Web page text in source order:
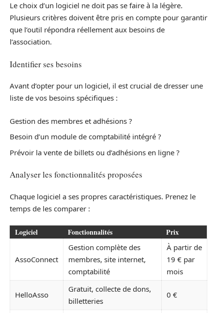
Le choix d’un logiciel ne doit pas se faire à la légère.
Plusieurs critères doivent être pris en compte pour garantir
que l’outil répondra réellement aux besoins de
l’association.
Identifier ses besoins
Avant d’opter pour un logiciel, il est crucial de dresser une
liste de vos besoins spécifiques :
Gestion des membres et adhésions ?
Besoin d’un module de comptabilité intégré ?
Prévoir la vente de billets ou d’adhésions en ligne ?
Analyser les fonctionnalités proposées
Chaque logiciel a ses propres caractéristiques. Prenez le
temps de les comparer :
Logiciel Fonctionnalités Prix
AssoConnect
Gestion complète des
membres, site internet,
comptabilité
À partir de
19 € par
mois
HelloAsso
Gratuit, collecte de dons,
billetteries
0 €